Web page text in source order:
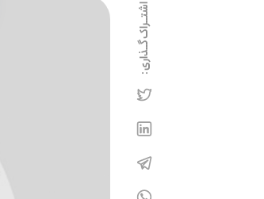
اشتــراک گــذاری :